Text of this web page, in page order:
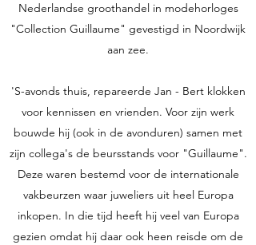
Nederlandse groothandel in modehorloges
"Collection Guillaume" gevestigd in Noordwijk
aan zee.
'S-avonds thuis, repareerde Jan - Bert klokken
voor kennissen en vrienden. Voor zijn werk
bouwde hij (ook in de avonduren) samen met
zijn collega's de beursstands voor "Guillaume".
Deze waren bestemd voor de internationale
vakbeurzen waar juweliers uit heel Europa
inkopen. In die tijd heeft hij veel van Europa
gezien omdat hij daar ook heen reisde om de